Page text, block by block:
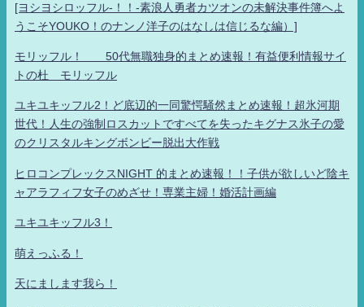
[ヨシヨシロッフル-！！-素浪人勇者カツオンの未解決事件簿へよ
うこそYOUKO！のナンノ洋子のはなしは信じるな編）]
モリッフル！ 50代無職独身的まとめ速報！有益便利情報サイ
トの杜 モリッフル
ユキユキッフル2！ど底辺的一同驚愕騒然まとめ速報！超氷河期
世代！人生の強制ロスカットですべてを失ったキグナス氷子の愛
のクリスタルキングボンビー脱出大作戦
ヒロコンプレックスNIGHT 的まとめ速報！！子供が欲しいど陰キ
ャアラフィフ女子のめざせ！専業主婦！婚活計画編
ユキユキッフル3！
萌えっふる！
天にまします我ら！